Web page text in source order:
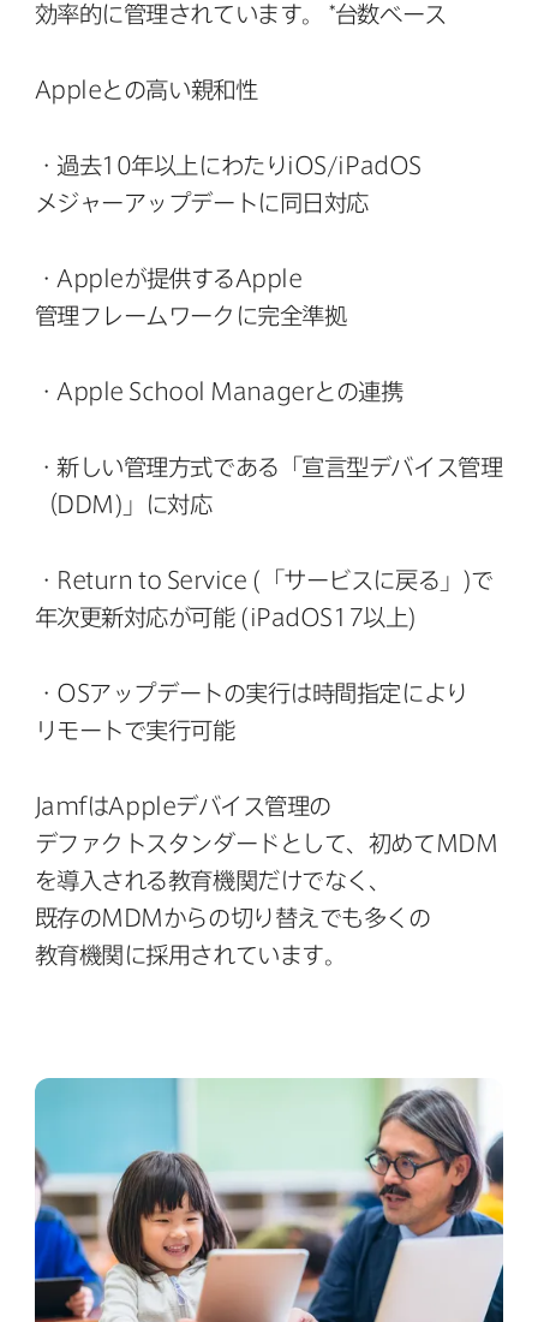
効率的に​管理されています。 *台数ベース
Appleとの​高い​親和性
・過去10年以上に​わたり iOS/iPadOS
メジャーアップデートに​同日対応
・ Appleが​提供するApple
管理フレームワークに​完全準​拠
・ Apple School Managerとの​連携
・新しい​管理方式である​「宣言型デバイス管理​
（ DDM )」に​対応
・ Return to Service (​「サービスに​戻る」)で​
年次更新対応が​可能 ( iPadOS17以上)
・ OSアップデートの​実行は​時間指定に​より​
リモートで​実行可能
JamfはAppleデバイス管理の​
デファクトスタンダードと​して、​初めて MDM
を​導入される​教育機関だけでなく、​
既存のMDMからの​切り​替えでも​多くの​
教育機関に​採用されています。